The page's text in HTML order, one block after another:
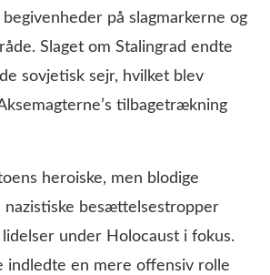
på slagmarkerne og
Slaget om Stalingrad endte
sovjetisk sejr, hvilket blev
tilbagetrækning
heroiske, men blodige
nazistiske besættelsestropper
under Holocaust i fokus.
indledte en mere offensiv rolle